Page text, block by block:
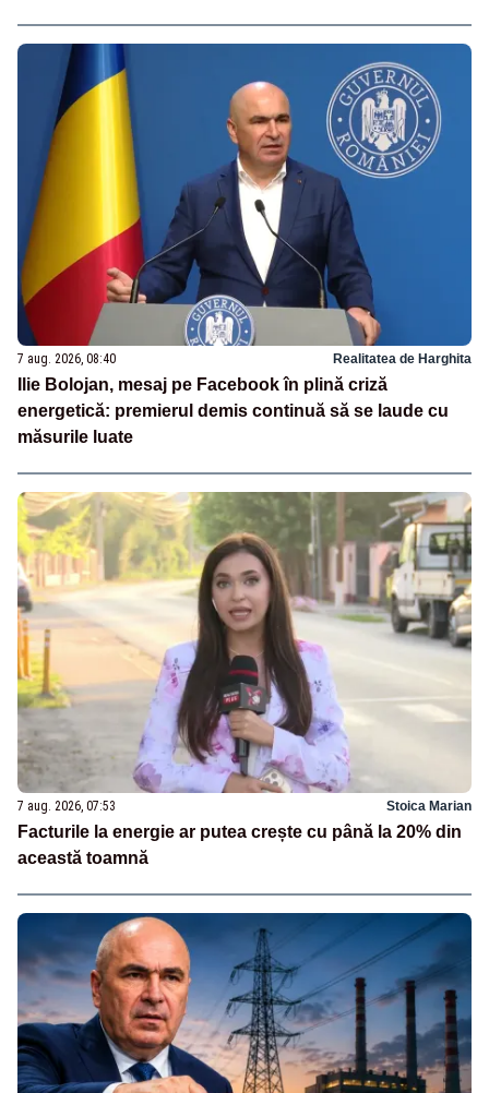
7 aug. 2026, 08:40 Realitatea de Harghita
Ilie Bolojan, mesaj pe Facebook în plină criză
energetică: premierul demis continuă să se laude cu
măsurile luate
7 aug. 2026, 07:53 Stoica Marian
Facturile la energie ar putea crește cu până la 20% din
această toamnă